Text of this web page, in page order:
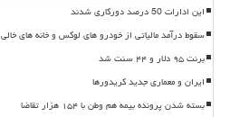
این ادارات 50 درصد دورکاری شدند
سقوط درآمد مالیاتی از خودرو های لوکس و خانه های خالی
برنت ۹۵ دلار و ۴۴ سنت شد
ایران و معماری جدید کریدورها
بسته شدن پرونده بیمه هم وطن با ۱۵۴ هزار تقاضا